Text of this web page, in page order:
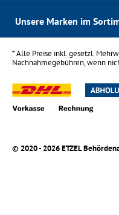
Unsere Marken im
* Alle Preise inkl. gesetzl.
Nachnahmegebühren, wenn
© 2020 - 2026 ETZEL